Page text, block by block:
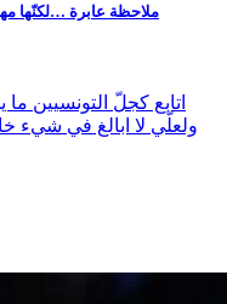
ملاحظة عابرة …لكنّها
اتابع كجلّ
ولعلّي لا ابالغ في شيء